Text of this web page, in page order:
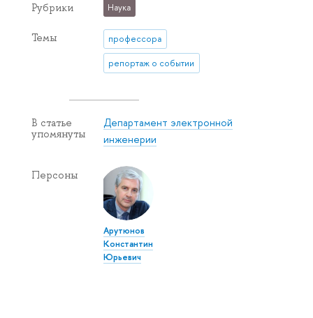
Рубрики Наука
Темы профессора
репортаж о событии
В статье
упомянуты
Департамент электронной
инженерии
Персоны
Арутюнов
Константин
Юрьевич